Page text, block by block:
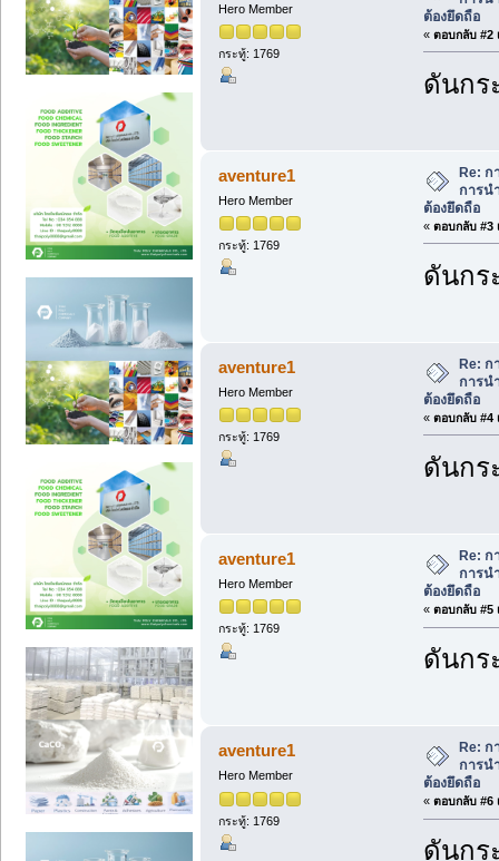
Hero Member
กระทู้: 1769
ต้องยึดถือ
« ตอบกลับ #2
ดันกร
aventure1
Hero Member
กระทู้: 1769
Re: ก
การน
ต้องยึดถือ
« ตอบกลับ #3
ดันกร
aventure1
Hero Member
กระทู้: 1769
Re: ก
การน
ต้องยึดถือ
« ตอบกลับ #4
ดันกร
aventure1
Hero Member
กระทู้: 1769
Re: ก
การน
ต้องยึดถือ
« ตอบกลับ #5
ดันกร
aventure1
Hero Member
กระทู้: 1769
Re: ก
การน
ต้องยึดถือ
« ตอบกลับ #6
ดันกร